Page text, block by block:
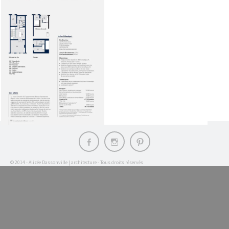
Élément
du
menu
Élément
du
menu
Élément
du
menu
© 2014 - Alizée Dassonville | architecture - Tous droits réservés